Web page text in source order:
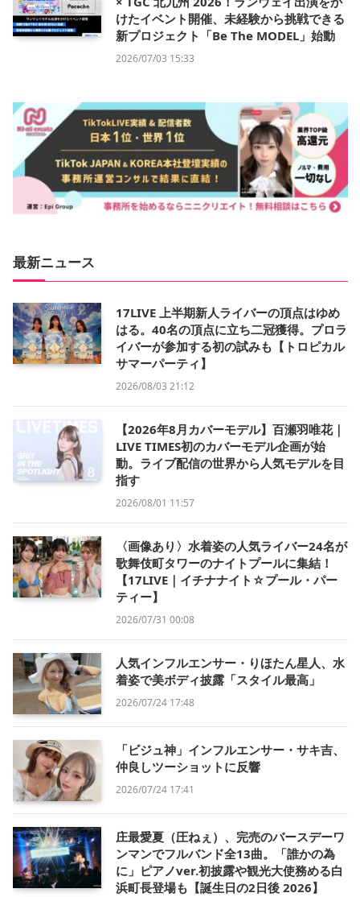
けたイベント開催、未経験から挑戦できる
新プロジェクト「Be The MODEL」始動
2026/07/03 15:33
最新ニュース
17LIVE 上半期新人ライバーの頂点はゆめ
はる。40名の頂点に立ち二冠獲得。プロラ
イバーが参加する初の試みも【トロピカル
サマーパーティ】
2026/08/03 21:12
【2026年8月カバーモデル】百瀬羽唯花｜
LIVE TIMES初のカバーモデル企画が始
動。ライブ配信の世界から人気モデルを目
指す
2026/08/01 11:57
〈画像あり〉水着姿の人気ライバー24名が
歌舞伎町タワーのナイトプールに集結！
【17LIVE｜イチナナイト☆プール・パー
ティー】
2026/07/31 00:08
人気インフルエンサー・りほたん星人、水
着姿で美ボディ披露「スタイル最高」
2026/07/24 17:48
「ビジュ神」インフルエンサー・サキ吉、
仲良しツーショットに反響
2026/07/24 17:41
庄最愛夏（圧ねぇ）、完売のバースデーワ
ンマンでフルバンド全13曲。「誰かの為
に」ピアノver.初披露や観光大使務める白
浜町長登場も【誕生日の2日後 2026】